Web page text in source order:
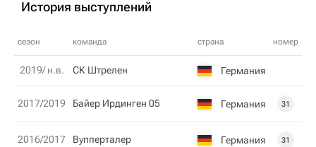
История выступлений
сезон команда страна номер
2019/ н.в. СК Штрелен Германия
2017/2019 Байер Ирдинген 05 Германия 31
2016/2017 Вупперталер Германия 31